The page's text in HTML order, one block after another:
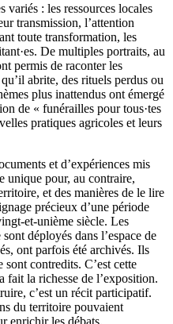
variés : les ressources locales
transmission, l’attention
toute transformation, les
De multiples portraits, au
permis de raconter les
abrite, des rituels perdus ou
plus inattendus ont émergé
de « funérailles pour tous·tes
pratiques agricoles et leurs
et d’expériences mis
unique pour, au contraire,
et des manières de le lire
précieux d’une période
et-unième siècle. Les
déployés dans l’espace de
ont parfois été archivés. Ils
contredits. C’est cette
la richesse de l’exposition.
c’est un récit participatif.
du territoire pouvaient
enrichir les débats.